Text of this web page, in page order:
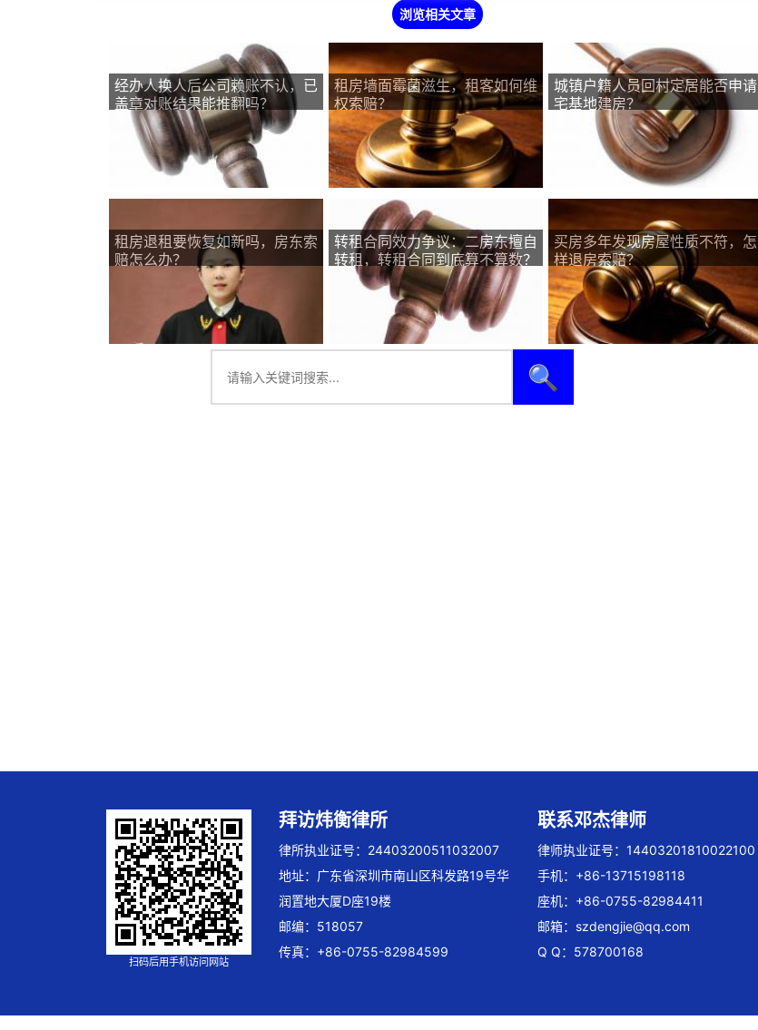
浏览相关文章
经办人换人后公司赖账不认，已
盖章对账结果能推翻吗？
租房墙面霉菌滋生，租客如何维
权索赔？
城镇户籍人员回村定居能否申请
宅基地建房？
租房退租要恢复如新吗，房东索
赔怎么办？
转租合同效力争议：二房东擅自
转租，转租合同到底算不算数？
买房多年发现房屋性质不符，怎
样退房索赔？
🔍
扫码后用手机访问网站
拜访炜衡律所
律所执业证号：24403200511032007
地址：广东省深圳市南山区科发路19号华
润置地大厦D座19楼
邮编：518057
传真：+86-0755-82984599
联系邓杰律师
律师执业证号：14403201810022100
手机：+86-13715198118
座机：+86-0755-82984411
邮箱： szdengjie@qq.com
Q Q：578700168